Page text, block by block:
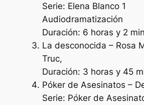
Serie: Elena Blanco 1
Audiodramatización
Duración: 6 horas y 2
La desconocida – Rosa
Truc,
Duración: 3 horas y 45
Póker de Asesinatos –
Serie: Póker de